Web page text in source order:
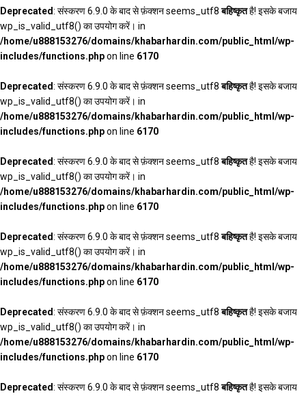
Deprecated: संस्करण 6.9.0 के बाद से फ़ंक्शन seems_utf8बहिष्कृतहै! इसके बजाय
wp_is_valid_utf8() का उपयोग करें। in
/home/u888153276/domains/khabarhardin.com/public_html/wp-
includes/functions.phpon line 6170
Deprecated: संस्करण 6.9.0 के बाद से फ़ंक्शन seems_utf8बहिष्कृतहै! इसके बजाय
wp_is_valid_utf8() का उपयोग करें। in
/home/u888153276/domains/khabarhardin.com/public_html/wp-
includes/functions.phpon line 6170
Deprecated: संस्करण 6.9.0 के बाद से फ़ंक्शन seems_utf8बहिष्कृतहै! इसके बजाय
wp_is_valid_utf8() का उपयोग करें। in
/home/u888153276/domains/khabarhardin.com/public_html/wp-
includes/functions.phpon line 6170
Deprecated: संस्करण 6.9.0 के बाद से फ़ंक्शन seems_utf8बहिष्कृतहै! इसके बजाय
wp_is_valid_utf8() का उपयोग करें। in
/home/u888153276/domains/khabarhardin.com/public_html/wp-
includes/functions.phpon line 6170
Deprecated: संस्करण 6.9.0 के बाद से फ़ंक्शन seems_utf8बहिष्कृतहै! इसके बजाय
wp_is_valid_utf8() का उपयोग करें। in
/home/u888153276/domains/khabarhardin.com/public_html/wp-
includes/functions.phpon line 6170
Deprecated: संस्करण 6.9.0 के बाद से फ़ंक्शन seems_utf8बहिष्कृतहै! इसके बजाय